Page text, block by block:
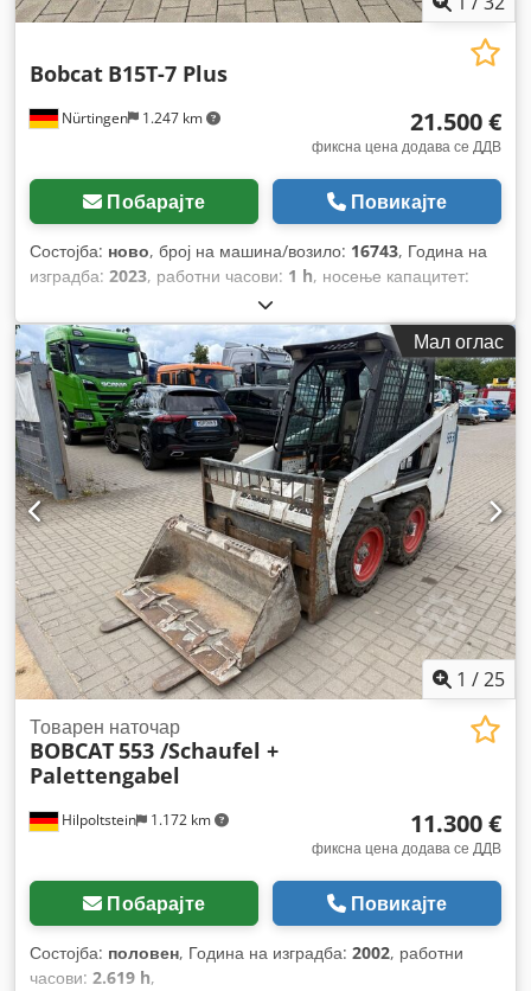
Nürtingen 1.247 km
Bobcat B15T-7 Plus
21.500 €
фиксна цена додава се ДДВ
Побарајте Повикајте
Состојба: ново, број на машина/возило: 16743, Година на
изградба: 2023, работни часови: 1 h, носење капацитет:
, висина на подигнување:
подигање:1.545 мм, центар на товарот:500 мм, тип на
гориво:електричен , тип на јарбол:триплекс, градежна
височина:2.130 мм, напон на батеријата:48 V, должина на
вилушките:1.200 мм, големина на предната гума:18x7-8,
димензија на задна гума:15x4,5-8, вкупна тежина:3.140 кг,
Мал оглас
1 /25
Hilpoltstein 1.172 km
Товарен наточар
BOBCAT553 /Schaufel +
Palettengabel
11.300 €
фиксна цена додава се ДДВ
Побарајте Повикајте
Состојба: половен, Година на изградба: 2002, работни
часови: 2.619 h,